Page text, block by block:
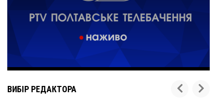
ВИБІР РЕДАКТОРА